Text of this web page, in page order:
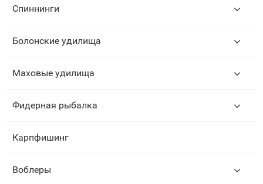
Спиннинги
Болонские удилища
Маховые удилища
Фидерная рыбалка
Карпфишинг
Воблеры